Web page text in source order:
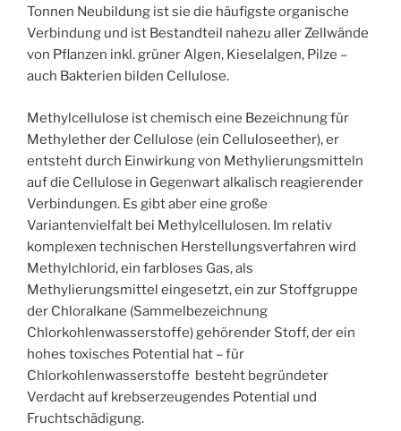
Tonnen Neubildung ist sie die häufigste organische
Verbindung und ist Bestandteil nahezu aller Zellwände
von Pflanzen inkl. grüner Algen, Kieselalgen, Pilze –
auch Bakterien bilden Cellulose.
Methylcellulose ist chemisch eine Bezeichnung für
Methylether der Cellulose (ein Celluloseether), er
entsteht durch Einwirkung von Methylierungsmitteln
auf die Cellulose in Gegenwart alkalisch reagierender
Verbindungen. Es gibt aber eine große
Variantenvielfalt bei Methylcellulosen. Im relativ
komplexen technischen Herstellungsverfahren wird
Methylchlorid, ein farbloses Gas, als
Methylierungsmittel eingesetzt, ein zur Stoffgruppe
der Chloralkane (Sammelbezeichnung
Chlorkohlenwasserstoffe) gehörender Stoff, der ein
hohes toxisches Potential hat – für
Chlorkohlenwasserstoffe besteht begründeter
Verdacht auf krebserzeugendes Potential und
Fruchtschädigung.